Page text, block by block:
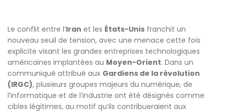
Le conflit entre l’Iran et les États-Unis franchit un
nouveau seuil de tension, avec une menace cette fois
explicite visant les grandes entreprises technologiques
américaines implantées au Moyen-Orient. Dans un
communiqué attribué aux Gardiens de la révolution
(IRGC), plusieurs groupes majeurs du numérique, de
l’informatique et de l’industrie ont été désignés comme
cibles légitimes, au motif qu’ils contribueraient aux